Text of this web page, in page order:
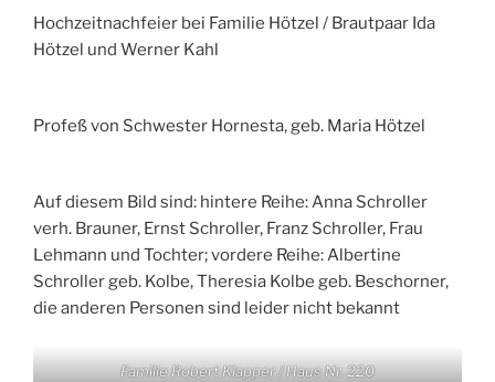
Hochzeitnachfeier bei Familie Hötzel / Brautpaar Ida
Hötzel und Werner Kahl
Profeß von Schwester Hornesta, geb. Maria Hötzel
Auf diesem Bild sind: hintere Reihe: Anna Schroller
verh. Brauner, Ernst Schroller, Franz Schroller, Frau
Lehmann und Tochter; vordere Reihe: Albertine
Schroller geb. Kolbe, Theresia Kolbe geb. Beschorner,
die anderen Personen sind leider nicht bekannt
Familie Robert Klapper / Haus Nr. 220